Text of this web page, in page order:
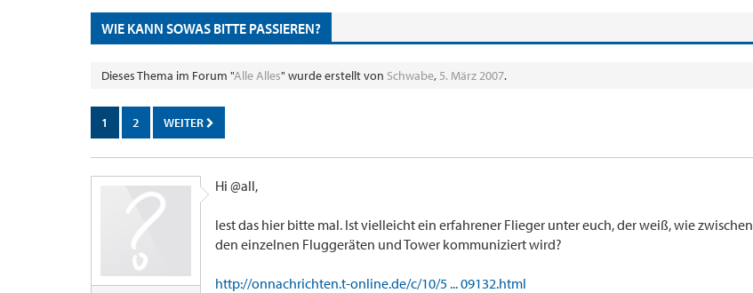
WIE KANN SOWAS BITTE PASSIEREN?
Dieses Thema im Forum "Alle Alles" wurde erstellt von Schwabe, 5. März 2007.
1 2 WEITER
Hi @all,
lest das hier bitte mal. Ist vielleicht ein erfahrener Flieger unter euch, der weiß, wie zwischen
den einzelnen Fluggeräten und Tower kommuniziert wird?
http://onnachrichten.t-online.de/c/10/5 ... 09132.html